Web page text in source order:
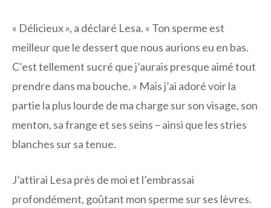
« Délicieux », a déclaré Lesa. « Ton sperme est
meilleur que le dessert que nous aurions eu en bas.
C’est tellement sucré que j’aurais presque aimé tout
prendre dans ma bouche. » Mais j’ai adoré voir la
partie la plus lourde de ma charge sur son visage, son
menton, sa frange et ses seins – ainsi que les stries
blanches sur sa tenue.
J’attirai Lesa près de moi et l’embrassai
profondément, goûtant mon sperme sur ses lèvres.